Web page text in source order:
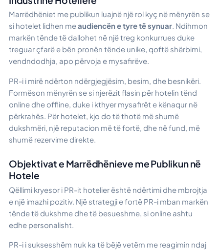
Marrëdhëniet me publikun luajnë një rol kyç në mënyrën se
si hotelet lidhen meaudiencën e tyre të synuar. Ndihmon
markën tënde të dallohet në një treg konkurrues duke
treguar çfarë e bën pronën tënde unike, qoftë shërbimi,
vendndodhja, apo përvoja e mysafirëve.
PR-i i mirë ndërton ndërgjegjësim, besim, dhe besnikëri.
Formëson mënyrën se si njerëzit flasin për hotelin tënd
online dhe offline, duke i kthyer mysafirët e kënaqur në
përkrahës. Për hotelet, kjo do të thotë më shumë
dukshmëri, një reputacion më të fortë, dhe në fund, më
shumë rezervime direkte.
Objektivat e Marrëdhënieve me Publikun në
Hotele
Qëllimi kryesor i PR-it hotelier është ndërtimi dhe mbrojtja
e një imazhi pozitiv. Një strategji e fortë PR-i mban markën
tënde të dukshme dhe të besueshme, si online ashtu
edhe personalisht.
PR-i i suksesshëm nuk ka të bëjë vetëm me reagimin ndaj